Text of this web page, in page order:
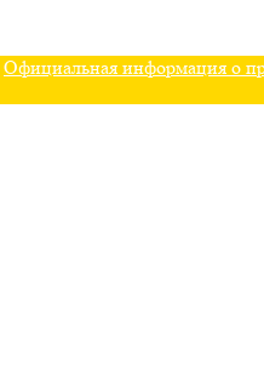
Официальная информация о